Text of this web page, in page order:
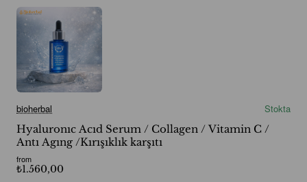
bioherbal
Stokta
Hyaluronıc Acıd Serum / Collagen / Vitamin C /
Antı Agıng /Kırışıklık karşıtı
from
₺1.560,00